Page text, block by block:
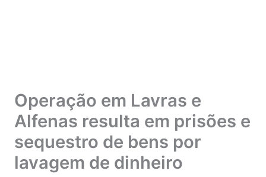
Operação em Lavras e
Alfenas resulta em prisões e
sequestro de bens por
lavagem de dinheiro